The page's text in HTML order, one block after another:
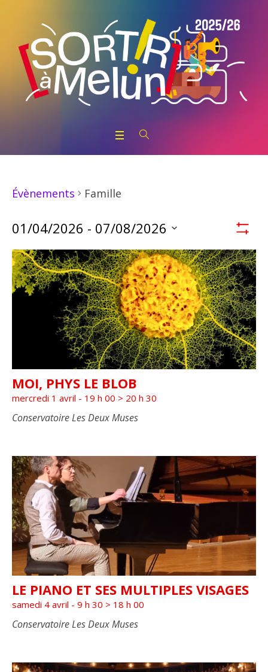
Évènements Famille
Par
01/04/2026 - 07/08/2026
Sélectionnez
la
date
List
Of
Events
Photo
View
MOI, PHYS LE BLOB
mercredi 1 avril - 19 h 00 > 20 h 30
Conservatoire Les Deux Muses
LE PIANO ET SES MULTIPLES VISAGES
samedi 4 avril - 9 h 30 > 18 h 00
Conservatoire Les Deux Muses